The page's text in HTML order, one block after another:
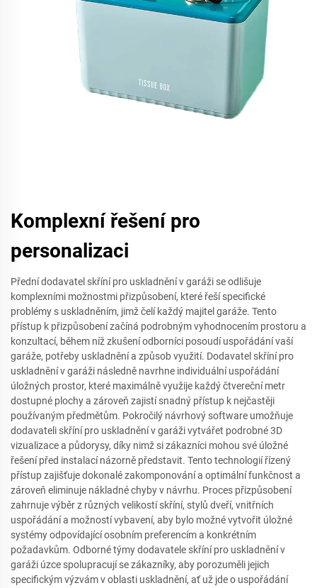
Komplexní řešení pro
personalizaci
Přední dodavatel skříní pro uskladnění v garáži se odlišuje
komplexními možnostmi přizpůsobení, které řeší specifické
problémy s uskladněním, jimž čelí každý majitel garáže. Tento
přístup k přizpůsobení začíná podrobným vyhodnocením prostoru a
konzultací, během níž zkušení odborníci posoudí uspořádání vaší
garáže, potřeby uskladnění a způsob využití. Dodavatel skříní pro
uskladnění v garáži následně navrhne individuální uspořádání
úložných prostor, které maximálně využije každý čtvereční metr
dostupné plochy a zároveň zajistí snadný přístup k nejčastěji
používaným předmětům. Pokročilý návrhový software umožňuje
dodavateli skříní pro uskladnění v garáži vytvářet podrobné 3D
vizualizace a půdorysy, díky nimž si zákazníci mohou své úložné
řešení před instalací názorně představit. Tento technologií řízený
přístup zajišťuje dokonalé zakomponování a optimální funkčnost a
zároveň eliminuje nákladné chyby v návrhu. Proces přizpůsobení
zahrnuje výběr z různých velikostí skříní, stylů dveří, vnitřních
uspořádání a možností vybavení, aby bylo možné vytvořit úložné
systémy odpovídající osobním preferencím a konkrétním
požadavkům. Odborné týmy dodavatele skříní pro uskladnění v
garáži úzce spolupracují se zákazníky, aby porozuměli jejich
specifickým výzvám v oblasti uskladnění, ať už jde o uspořádání